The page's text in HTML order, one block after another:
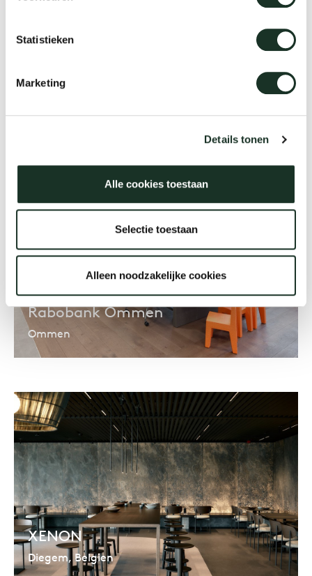
Statistieken
Marketing
Details tonen
Alle cookies toestaan
Selectie toestaan
Alleen noodzakelijke cookies
Entwicklungsbank Den Haag
Rabobank Ommen
Ommen
XENON
Diegem, Belgien